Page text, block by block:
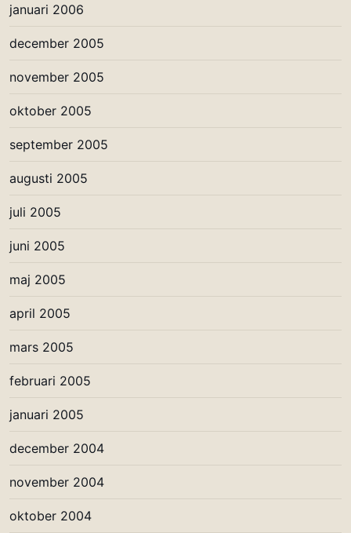
januari 2006
december 2005
november 2005
oktober 2005
september 2005
augusti 2005
juli 2005
juni 2005
maj 2005
april 2005
mars 2005
februari 2005
januari 2005
december 2004
november 2004
oktober 2004